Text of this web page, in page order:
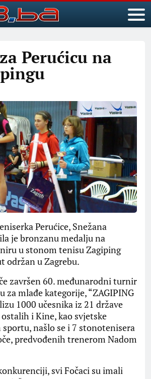
Perućicu na
Perućice, Snežana
je bronzanu medalju na
u stonom tenisu Zagiping
održan u Zagrebu.
završen 60. međunarodni turnir
za mlađe kategorije, “ZAGIPING
1000 učesnika iz 21 države
i Kine, kao svjetske
sportu, našlo se i 7 stonotenisera
predvođenih trenerom Nadom
svi Fočaci su imali